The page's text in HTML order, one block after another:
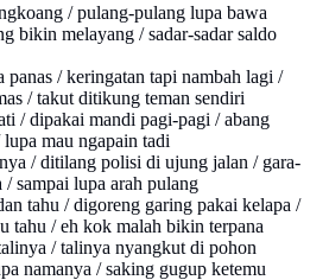
/ pulang-pulang lupa bawa
bikin melayang / sadar-sadar saldo
panas / keringatan tapi nambah lagi /
/ takut ditikung teman sendiri
/ dipakai mandi pagi-pagi / abang
mau ngapain tadi
/ ditilang polisi di ujung jalan / gara-
sampai lupa arah pulang
tahu / digoreng garing pakai kelapa /
tahu / eh kok malah bikin terpana
/ talinya nyangkut di pohon
namanya / saking gugup ketemu